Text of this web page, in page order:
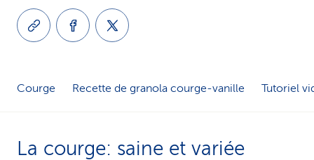
e
Courge Recette de granola courge-vanille Tutoriel
La courge: saine et variée